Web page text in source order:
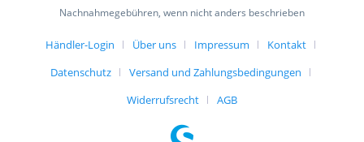
Ich habe dieDatenschutzerklärunggelesen,
Mit * gekennzeichnete Felder sind Pflichtfelder.
Senden
Nachnahmegebühren, wenn nicht anders beschrieben
Händler-Login Über uns Impressum
Kontakt
Datenschutz
Versand und Zahlungsbedingungen
Widerrufsrecht
AGB